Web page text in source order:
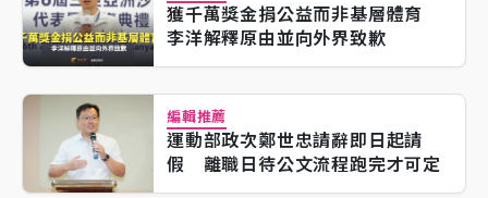
獲千萬獎金捐公益而非基層體育
李洋解釋原由並向外界致歉
編輯推薦
運動部政次鄭世忠請辭即日起請
假 離職日待公文流程跑完才可定